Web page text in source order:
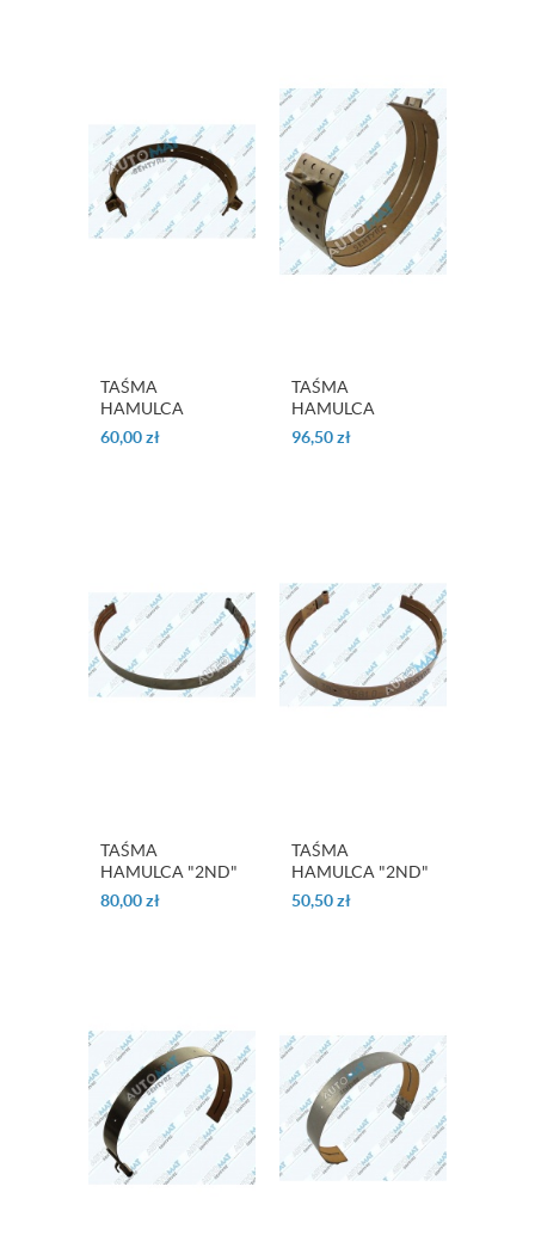
TAŚMA
HAMULCA
"KICKDOWN" KM
170 SERIES
60,00zł
TAŚMA
HAMULCA
"KICKDOWN"
F4A33
96,50zł
TAŚMA
HAMULCA "2ND"
"COAST BRAKE"
A130
80,00zł
TAŚMA
HAMULCA "2ND"
"COAST BRAKE"
A130
50,50zł